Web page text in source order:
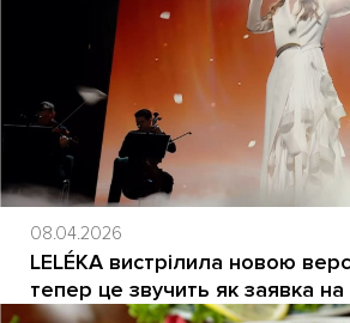
08.04.2026
LELÉKA вистрілила новою
тепер це звучить як заявка